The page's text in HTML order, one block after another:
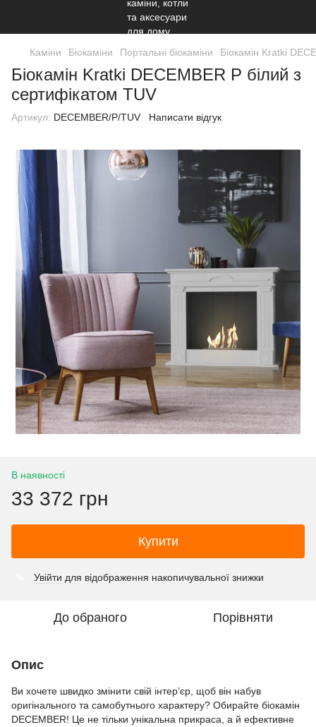
Каміни Біокаміни Портальні біокаміни Біокамін Kratki
Біокамін Kratki DECEMBER P білий з
сертифікатом TUV
Артикул: DECEMBER/P/TUV Написати відгук
В наявності
33 372 грн
Купити
Увійти для відображення накопичувальної знижки
До обраного Порівняти
Опис
Ви хочете швидко змінити свій інтер’єр, щоб він набув
оригінального та самобутнього характеру? Обирайте біокамін
DEСEMВER! Це не тільки унікальна прикраса, а й ефективне